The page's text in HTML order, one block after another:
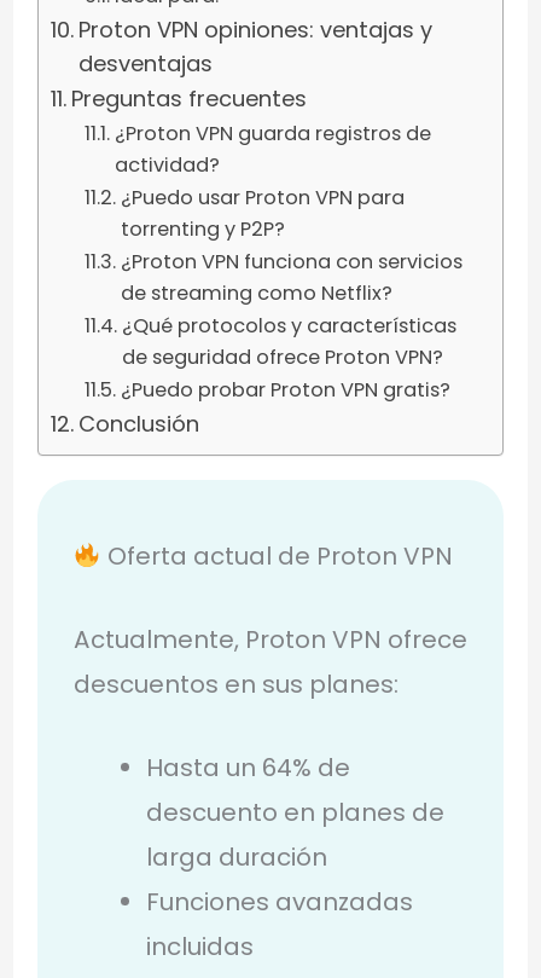
Proton VPN opiniones: ventajas y
desventajas
Preguntas frecuentes
¿Proton VPN guarda registros de
actividad?
¿Puedo usar Proton VPN para
torrenting y P2P?
¿Proton VPN funciona con servicios
de streaming como Netflix?
¿Qué protocolos y características
de seguridad ofrece Proton VPN?
¿Puedo probar Proton VPN gratis?
Conclusión
Oferta actual de Proton VPN
Actualmente, Proton VPN ofrece
descuentos en sus planes:
Hasta un 64% de
descuento en planes de
larga duración
Funciones avanzadas
incluidas